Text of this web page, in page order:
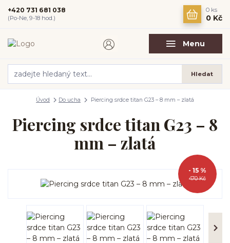
Menu
Hledat
+420 731 681 038
(Po-Ne, 9-18 hod.)
0 ks
0 Kč
Úvod Do ucha Piercing srdce titan G23 – 8 mm – zlatá
Piercing srdce titan G23 – 8
mm – zlatá
470 Kč
- 15 %